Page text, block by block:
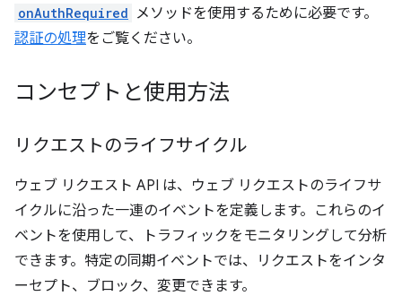
onAuthRequired メソッドを使用するために必要です。
認証の処理をご覧ください。
コンセプトと使用方法
リクエストのライフサイクル
ウェブ リクエスト API は、ウェブ リクエストのライフサ
イクルに沿った一連のイベントを定義します。これらのイ
ベントを使用して、トラフィックをモニタリングして分析
できます。特定の同期イベントでは、リクエストをインタ
ーセプト、ブロック、変更できます。